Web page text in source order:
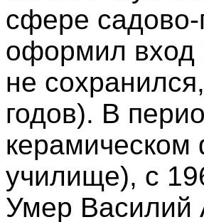
сфере садово-
оформил вход
не
годов). В
керамическом
училище), с
Умер Василий